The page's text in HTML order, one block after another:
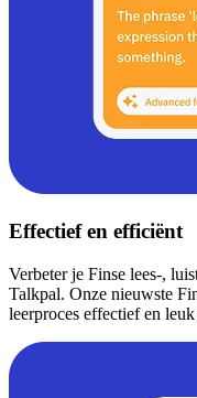
Effectief en efficiënt
Verbeter je Finse lees-,
Talkpal. Onze nieuwste
leerproces effectief en